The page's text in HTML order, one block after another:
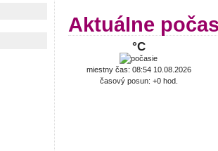
Aktuálne
°C
miestny čas: 08:54 10.08.2026
časový posun: +0 hod.